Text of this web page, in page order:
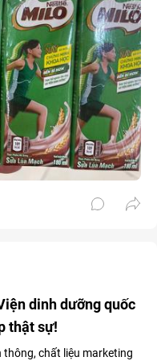
dinh dưỡng quốc
thật sự!
thông, chất liệu marketing